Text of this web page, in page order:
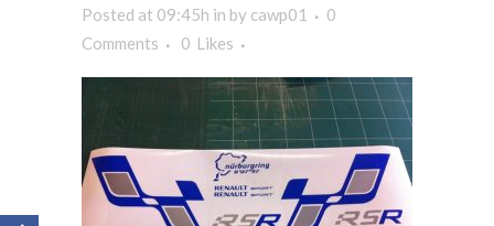
Posted at 09:45h in by cawp01
0
Comments
0 Likes